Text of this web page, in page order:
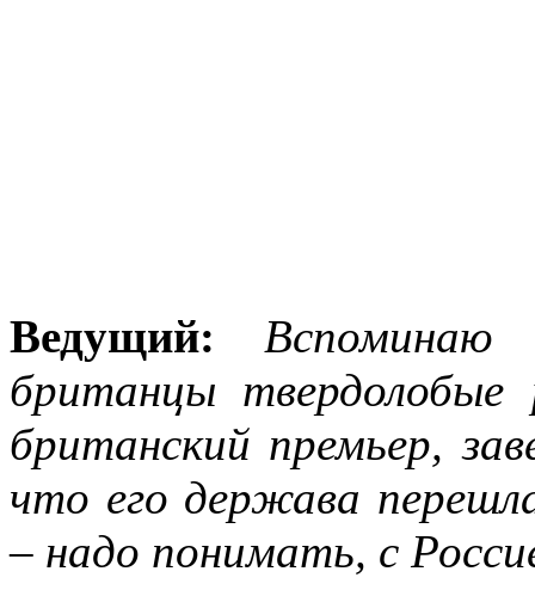
Ведущий:
Вспоминаю
британцы твердолобые
британский премьер,
что его держава
– надо понимать, с